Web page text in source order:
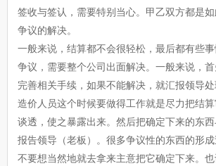
签收与签认，需要特别当心。甲乙双方都是如
争议的解决。
一般来说，结算都不会很轻松，最后都有些
争议，需要整个公司出面解决。一般来说，
完善相关手续，如果不能解决，就汇报领导处
造价人员这个时候要做得工作就是尽力把结
谈透，使之暴露出来。然后把确定下来的东
报告领导（老板）。很多争议性的东西的形成
不要想当然地就去拿来主意把它确定下来。